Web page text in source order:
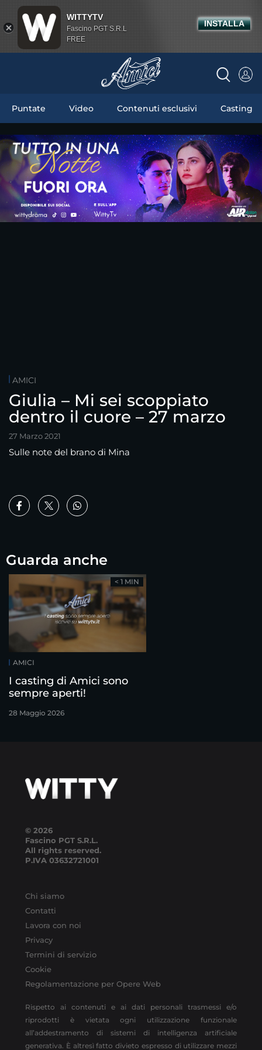
Puntate Video Contenuti esclusivi Casting
AMICI
Giulia – Mi sei scoppiato
dentro il cuore – 27 marzo
27 Marzo 2021
Sulle note del brano di Mina
Guarda anche
AMICI
I casting di Amici sono
sempre aperti!
28 Maggio 2026
< 1 MIN
© 2026
Fascino PGT S.R.L.
All rights reserved.
P.IVA 03632721001
Chi siamo
Contatti
Lavora con noi
Privacy
Termini di servizio
Cookie
Regolamentazione per Opere Web
Rispetto ai contenuti e ai dati personali trasmessi e/o
riprodotti è vietata ogni utilizzazione funzionale
all’addestramento di sistemi di intelligenza artificiale
generativa. È altresì fatto divieto espresso di utilizzare mezzi
WITTYTV
Fascino PGT S.R.L
FREE
INSTALLA